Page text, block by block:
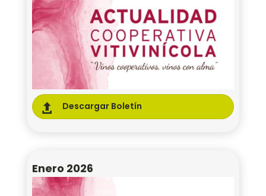
 Descargar Boletín
Enero 2026